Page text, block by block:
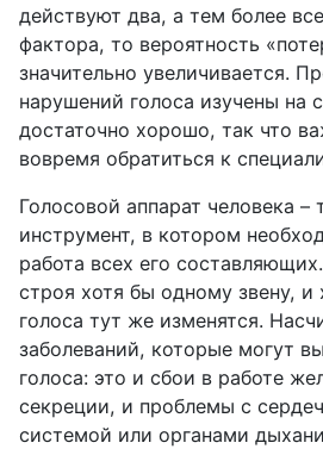
действуют два, а тем более
фактора, то вероятность
значительно увеличивается.
нарушений голоса изучены на
достаточно хорошо, так что
вовремя обратиться к
Голосовой аппарат человека –
инструмент, в котором
работа всех его
строя хотя бы одному звену, и
голоса тут же изменятся.
заболеваний, которые могут
голоса: это и сбои в работе
секреции, и проблемы с
системой или органами